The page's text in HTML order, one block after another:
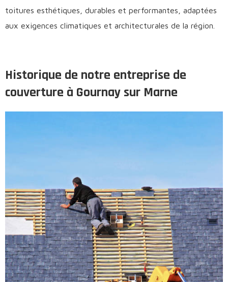
toitures esthétiques, durables et performantes, adaptées
aux exigences climatiques et architecturales de la région.
Historique de notre entreprise de
couverture à Gournay sur Marne